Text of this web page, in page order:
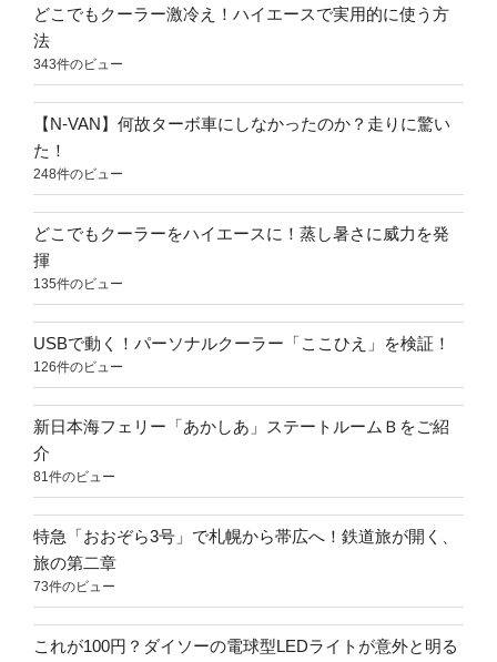
どこでもクーラー激冷え！ハイエースで実用的に使う方
法
343件のビュー
【N-VAN】何故ターボ車にしなかったのか？走りに驚い
た！
248件のビュー
どこでもクーラーをハイエースに！蒸し暑さに威力を発
揮
135件のビュー
USBで動く！パーソナルクーラー「ここひえ」を検証！
126件のビュー
新日本海フェリー「あかしあ」ステートルームＢをご紹
介
81件のビュー
特急「おおぞら3号」で札幌から帯広へ！鉄道旅が開く、
旅の第二章
73件のビュー
これが100円？ダイソーの電球型LEDライトが意外と明る